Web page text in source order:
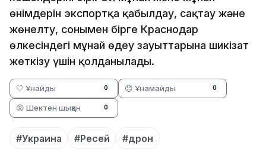
өнімдерін экспортқа қабылдау, сақтау және
жөнелту, сонымен бірге Краснодар
өлкесіндегі мұнай өңдеу зауыттарына шикізат
жеткізу үшін қолданылады.
🤍 Ұнайды 0 😞 Ұнамайды 0
😡 Шектен шыққан 0
#Украина #Ресей #дрон